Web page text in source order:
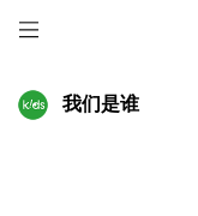
我们是谁